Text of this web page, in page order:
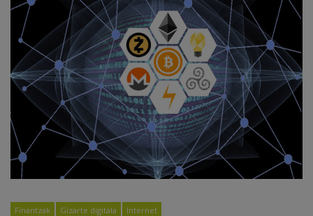
Finantzak Gizarte digitala Internet